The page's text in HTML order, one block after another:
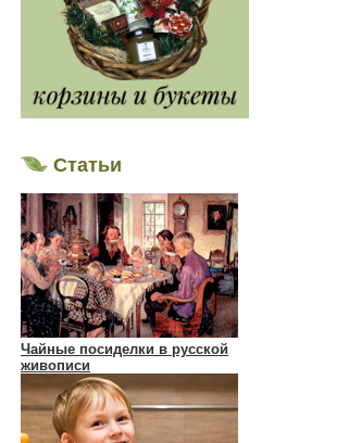
Статьи
Чайные посиделки в русской
живописи